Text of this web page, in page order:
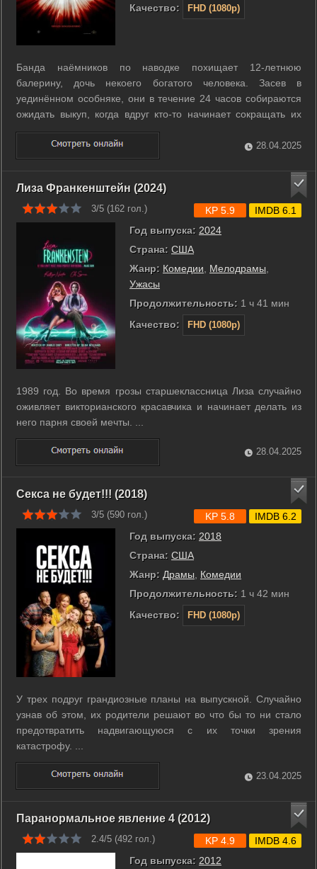
Качество:
FHD (1080p)
Банда наёмников по наводке похищает 12-летнюю
балерину, дочь некоего богатого человека. Засев в
уединённом особняке, они в течение 24 часов собираются
ожидать выкуп, когда вдруг кто-то начинает сокращать их
количество. ...
28.04.2025
Лиза Франкенштейн (2024)
3/5 (162 гол.)
Год выпуска: 2024
Страна: США
Жанр: Комедии Мелодрамы
Ужасы
Продолжительность: 1 ч 41 мин
Качество:
FHD (1080p)
KP 5.9 IMDB 6.1
1989 год. Во время грозы старшеклассница Лиза случайно
оживляет викторианского красавчика и начинает делать из
него парня своей мечты. ...
28.04.2025
Секса не будет!!! (2018)
3/5 (590 гол.)
Год выпуска: 2018
Страна: США
Жанр: Драмы, Комедии
Продолжительность: 1 ч 42 мин
Качество:
FHD (1080p)
KP 5.8 IMDB 6.2
У трех подруг грандиозные планы на выпускной. Случайно
узнав об этом, их родители решают во что бы то ни стало
предотвратить надвигающуюся с их точки зрения
катастрофу. ...
23.04.2025
Паранормальное явление 4 (2012)
2.4/5 (492 гол.)
Год выпуска: 2012
KP 4.9 IMDB 4.6